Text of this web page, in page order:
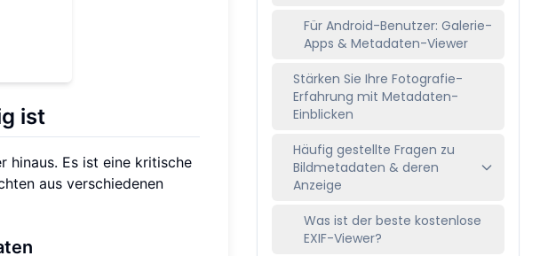
ist
hinaus. Es ist eine kritische
aus verschiedenen
Für Android-Benutzer: Galerie-
Apps & Metadaten-Viewer
Stärken Sie Ihre Fotografie-
Erfahrung mit Metadaten-
Einblicken
Häufig gestellte Fragen zu
Bildmetadaten & deren
Anzeige
Was ist der beste kostenlose
EXIF-Viewer?